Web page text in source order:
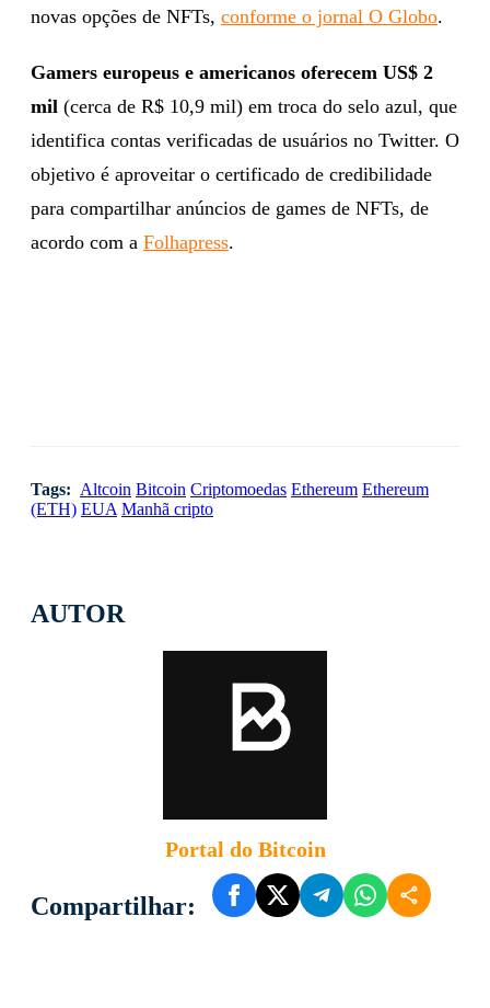
AUTOR
Portal do Bitcoin
Compartilhar:
novas opções de NFTs, conforme o jornal O Globo.
Gamers europeus e americanos oferecem US$ 2
mil (cerca de R$ 10,9 mil) em troca do selo azul, que
identifica contas verificadas de usuários no Twitter. O
objetivo é aproveitar o certificado de credibilidade
para compartilhar anúncios de games de NFTs, de
acordo com a Folhapress.
Tags: Altcoin Bitcoin Criptomoedas Ethereum Ethereum
(ETH) EUA Manhã cripto